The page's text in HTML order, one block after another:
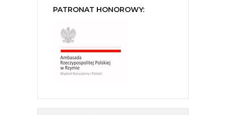
PATRONAT HONOROWY: